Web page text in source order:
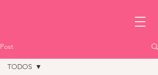
Post
TODOS